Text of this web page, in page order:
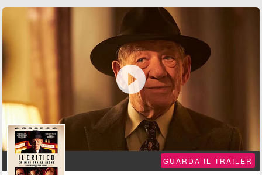

GUARDA IL TRAILER